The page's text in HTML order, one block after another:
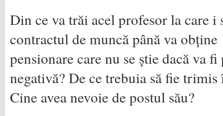
Din ce va trăi acel profesor la care i
contractul de muncă până va
pensionare care nu se știe dacă va
negativă? De ce trebuia să fie
Cine avea nevoie de postul său?